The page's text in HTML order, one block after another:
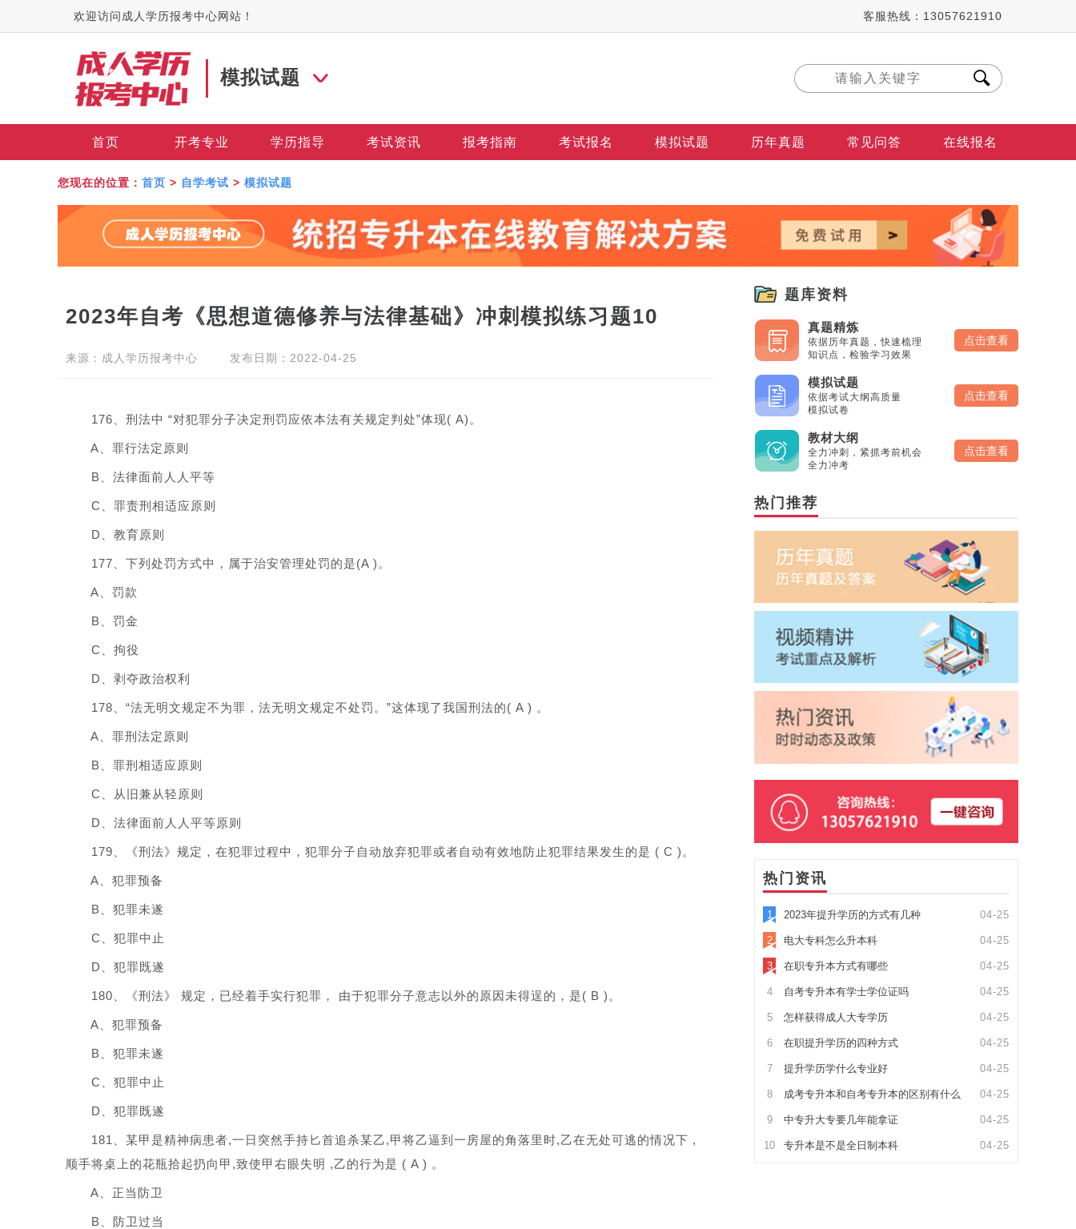
欢迎访问成人学历报考中心网站！ 客服热线：13057621910
模拟试题
首页 开考专业 学历指导 考试资讯 报考指南 考试报名 模拟试题 历年真题 常见问答 在线报名
您现在的位置： 首页 > 自学考试 > 模拟试题
2023年自考《思想道德修养与法律基础》冲刺模拟练习题10
来源： 成人学历报考中心 发布日期：2022-04-25
176、刑法中 “对犯罪分子决定刑罚应依本法有关规定判处”体现( A)。
A、罪行法定原则
B、法律面前人人平等
C、罪责刑相适应原则
D、教育原则
177、下列处罚方式中，属于治安管理处罚的是(A )。
A、罚款
B、罚金
C、拘役
D、剥夺政治权利
178、“法无明文规定不为罪，法无明文规定不处罚。”这体现了我国刑法的( A ) 。
A、罪刑法定原则
B、罪刑相适应原则
C、从旧兼从轻原则
D、法律面前人人平等原则
179、《刑法》规定，在犯罪过程中，犯罪分子自动放弃犯罪或者自动有效地防止犯罪结果发生的是 ( C )。
A、犯罪预备
B、犯罪未遂
C、犯罪中止
D、犯罪既遂
180、《刑法》 规定，已经着手实行犯罪， 由于犯罪分子意志以外的原因未得逞的，是( B )。
A、犯罪预备
B、犯罪未遂
C、犯罪中止
D、犯罪既遂
181、某甲是精神病患者,一日突然手持匕首追杀某乙,甲将乙逼到一房屋的角落里时,乙在无处可逃的情况下 ,
顺手将桌上的花瓶拾起扔向甲,致使甲右眼失明 ,乙的行为是 ( A ) 。
A、正当防卫
B、防卫过当
题库资料
真题精炼
依据历年真题，快速梳理
知识点，检验学习效果
点击查看
模拟试题
依据考试大纲高质量
模拟试卷
点击查看
教材大纲
全力冲刺，紧抓考前机会
全力冲考
点击查看
热门推荐
热门资讯
1 2023年提升学历的方式有几种 04-25
2 电大专科怎么升本科 04-25
3 在职专升本方式有哪些 04-25
4 自考专升本有学士学位证吗 04-25
5 怎样获得成人大专学历 04-25
6 在职提升学历的四种方式 04-25
7 提升学历学什么专业好 04-25
8 成考专升本和自考专升本的区别有什么 04-25
9 中专升大专要几年能拿证 04-25
10 专升本是不是全日制本科 04-25